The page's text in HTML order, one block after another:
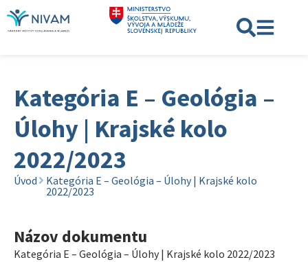
Kategória E – Geológia –
Úlohy | Krajské kolo
2022/2023
Úvod
Kategória E – Geológia – Úlohy | Krajské kolo
2022/2023
Názov dokumentu
Kategória E – Geológia – Úlohy | Krajské kolo 2022/2023